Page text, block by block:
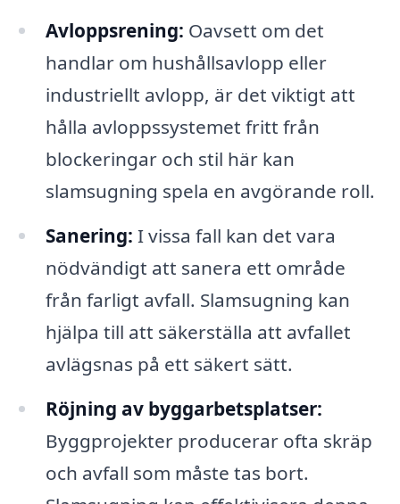
Avloppsrening: Oavsett om det
handlar om hushållsavlopp eller
industriellt avlopp, är det viktigt att
hålla avloppssystemet fritt från
blockeringar och stil här kan
slamsugning spela en avgörande roll.
Sanering: I vissa fall kan det vara
nödvändigt att sanera ett område
från farligt avfall. Slamsugning kan
hjälpa till att säkerställa att avfallet
avlägsnas på ett säkert sätt.
Röjning av byggarbetsplatser:
Byggprojekter producerar ofta skräp
och avfall som måste tas bort.